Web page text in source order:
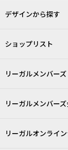
デザインから探す
ショップリスト
リーガルメンバーズ
リーガルメンバー
リーガルオンライ